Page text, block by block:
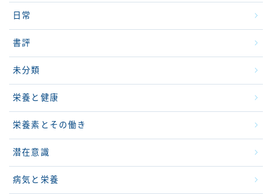
日常
書評
未分類
栄養と健康
栄養素とその働き
潜在意識
病気と栄養